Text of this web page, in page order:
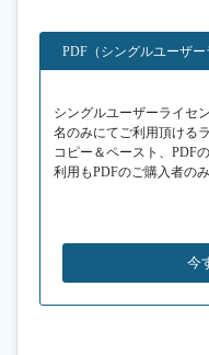
PDF（シングルユーザー
シングルユーザーライセ
名のみにてご利用頂ける
コピー＆ペースト、PDF
利用もPDFのご購入者の
今